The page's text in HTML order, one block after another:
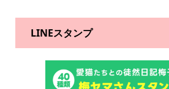
LINEスタンプ